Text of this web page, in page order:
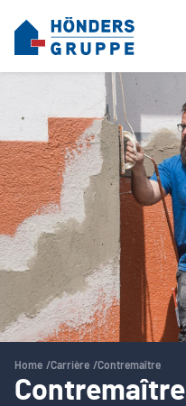
Home Carrière Contremaître
Contremaître